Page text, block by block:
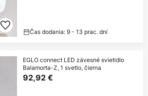
Čas dodania: 9 - 13 prac. dní
EGLO connect LED závesné svietidlo
Balamorta-Z, 1 svetlo, čierna
92,92 €